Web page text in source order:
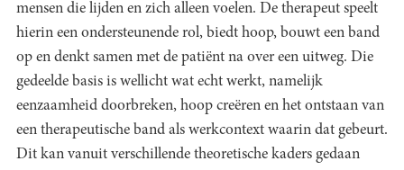
mensen die lijden en zich alleen voelen. De therapeut speelt
hierin een ondersteunende rol, biedt hoop, bouwt een band
op en denkt samen met de patiënt na over een uitweg. Die
gedeelde basis is wellicht wat echt werkt, namelijk
eenzaamheid doorbreken, hoop creëren en het ontstaan van
een therapeutische band als werkcontext waarin dat gebeurt.
Dit kan vanuit verschillende theoretische kaders gedaan